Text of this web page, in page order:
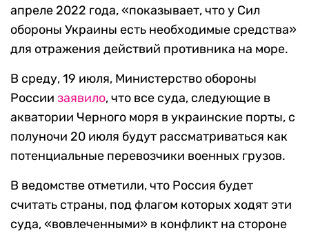
апреле 2022 года, «показывает, что у Сил
обороны Украины есть необходимые средства»
для отражения действий противника на море.
В среду, 19 июля, Министерство обороны
России заявило, что все суда, следующие в
акватории Черного моря в украинские порты, с
полуночи 20 июля будут рассматриваться как
потенциальные перевозчики военных грузов.
В ведомстве отметили, что Россия будет
считать страны, под флагом которых ходят эти
суда, «вовлеченными» в конфликт на стороне